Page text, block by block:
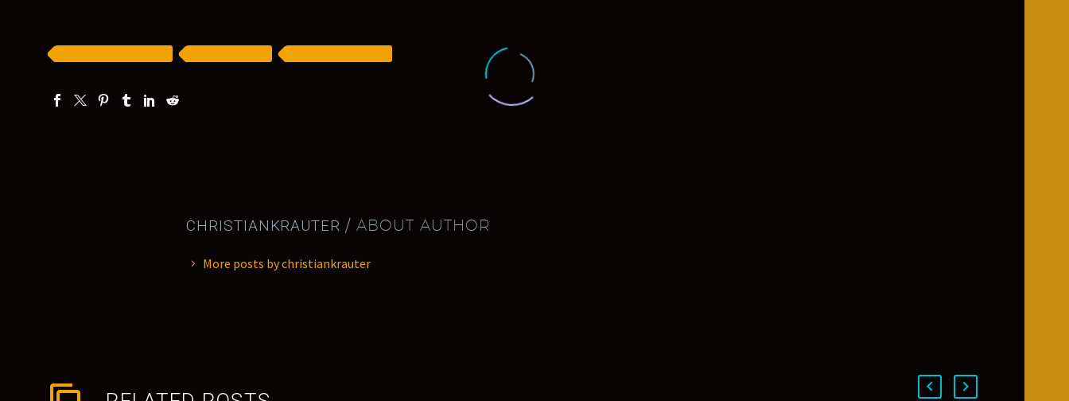
CHRISTIANKRAUTER / ABOUT AUTHOR
More posts by christiankrauter